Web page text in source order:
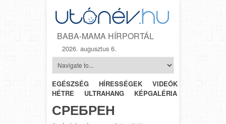
BABA-MAMA HÍRPORTÁL
2026. augusztus 6.
EGÉSZSÉG HÍRESSÉGEK VIDEÓK
HÉTRŐL-
HÉTRE
ULTRAHANG KÉPGALÉRIA
СРЕБРЕН